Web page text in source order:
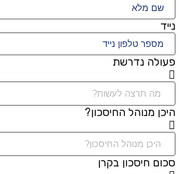
נייד
פעולה נדרשת
היכן מנוהל החיסכון?
סכום חיסכון בקרן